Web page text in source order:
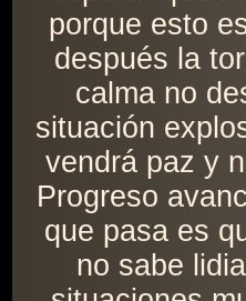
porque esto
después la
calma no
situación
vendrá paz y
Progreso
que pasa es
no sabe